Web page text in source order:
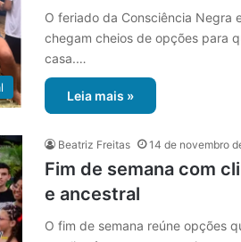
O feriado da Consciência Negra
chegam cheios de opções para
casa.…
Leia mais »
Beatriz Freitas 14 de novembro
Fim de semana com
e ancestral
O fim de semana reúne opções